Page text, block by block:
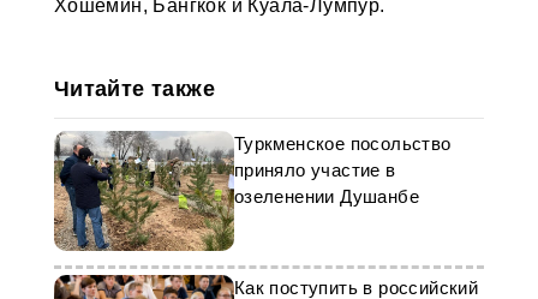
Хошемин, Бангкок и Куала-Лумпур.
Читайте также
Туркменское посольство
приняло участие в
озеленении Душанбе
Как поступить в российский